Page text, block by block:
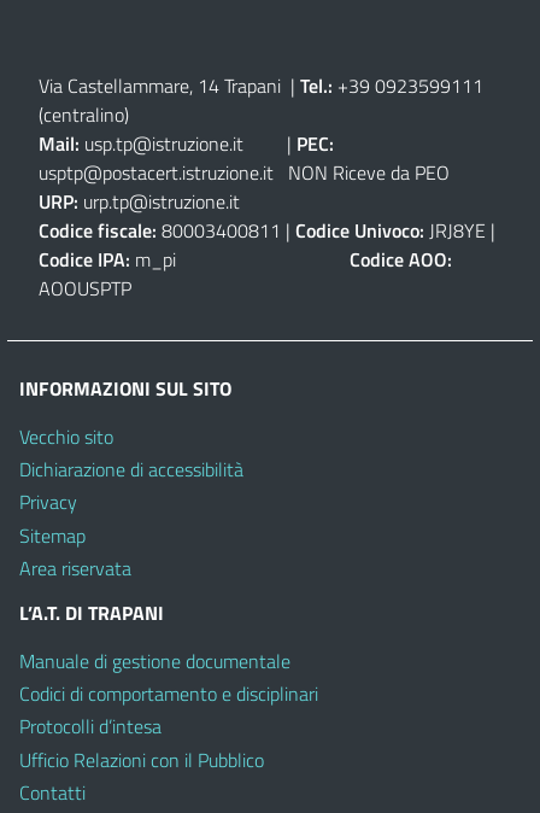
Via Castellammare, 14 Trapani | Tel.: +39 0923599111
(centralino)
Mail: usp.tp@istruzione.it | PEC:
usptp@postacert.istruzione.it NON Riceve da PEO
URP: urp.tp@istruzione.it
Codice fiscale: 80003400811 | Codice Univoco: JRJ8YE |
Codice IPA: m_pi Codice AOO:
AOOUSPTP
INFORMAZIONI SUL SITO
Vecchio sito
Dichiarazione di accessibilità
Privacy
Sitemap
Area riservata
L’A.T. DI TRAPANI
Manuale di gestione documentale
Codici di comportamento e disciplinari
Protocolli d’intesa
Ufficio Relazioni con il Pubblico
Contatti